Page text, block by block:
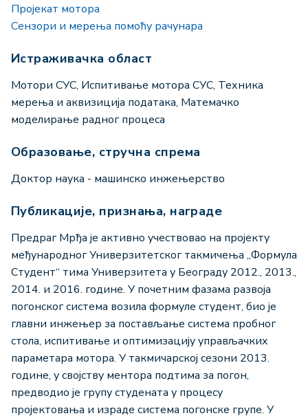
Пројекат мотора
Сензори и мерења помоћу рачунара
Истраживачка област
Мотори СУС, Испитивање мотора СУС, Техника
мерења и аквизиција података, Матемачко
моделирање радног процеса
Образовање, стручна спрема
Доктор наука - машинско инжењерство
Публикације, признања, награде
Предраг Мрђа је активно учествовао на пројекту
међународног Универзитетског такмичења „Формула
Студент“ тима Универзитета у Београду 2012., 2013.,
2014. и 2016. године. У почетним фазама развоја
погонског система возила формуле студент, био је
главни инжењер за постављање система пробног
стола, испитивање и оптимизацију управљачких
параметара мотора. У такмичарској сезони 2013.
године, у својству ментора подтима за погон,
предводио је групу студената у процесу
пројектовања и израде система погонске групе. У